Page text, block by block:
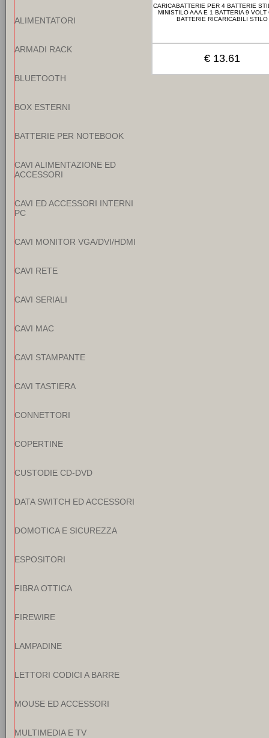
ALIMENTATORI
ARMADI RACK
BLUETOOTH
BOX ESTERNI
BATTERIE PER NOTEBOOK
CAVI ALIMENTAZIONE ED
ACCESSORI
CAVI ED ACCESSORI INTERNI
PC
CAVI MONITOR VGA/DVI/HDMI
CAVI RETE
CAVI SERIALI
CAVI MAC
CAVI STAMPANTE
CAVI TASTIERA
CONNETTORI
COPERTINE
CUSTODIE CD-DVD
DATA SWITCH ED ACCESSORI
DOMOTICA E SICUREZZA
ESPOSITORI
FIBRA OTTICA
FIREWIRE
LAMPADINE
LETTORI CODICI A BARRE
MOUSE ED ACCESSORI
MULTIMEDIA E TV
CARICABATTERIE PER 4 BATTERIE
MINISTILO AAA E 1 BATTERIA 9 VOLT
BATTERIE RICARICABILI STILO
€ 13.61